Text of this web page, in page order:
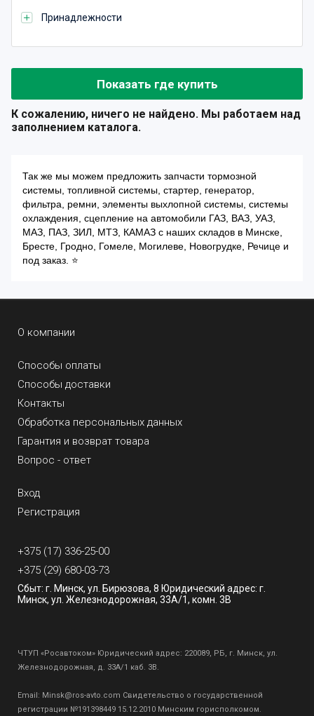
Принадлежности
Показать где купить
К сожалению, ничего не найдено. Мы работаем над
заполнением каталога.
Так же мы можем предложить запчасти тормозной
системы, топливной системы, стартер, генератор,
фильтра, ремни, элементы выхлопной системы, системы
охлаждения, сцепление на автомобили ГАЗ, ВАЗ, УАЗ,
МАЗ, ПАЗ, ЗИЛ, МТЗ, КАМАЗ с наших складов в Минске,
Бресте, Гродно, Гомеле, Могилеве, Новогрудке, Речице и
под заказ. ⭐
О компании
Способы оплаты
Способы доставки
Контакты
Обработка персональных данных
Гарантия и возврат товара
Вопрос - ответ
Вход
Регистрация
+375 (17) 336-25-00
+375 (29) 680-03-73
Сбыт: г. Минск, ул. Бирюзова, 8 Юридический адрес: г.
Минск, ул. Железнодорожная, 33А/1, комн. 3В
ЧТУП «Росавтоком» Юридический адрес: 220089, РБ, г. Минск, ул.
Железнодорожная, д. 33А/1 каб. 3В.
Email: Minsk@ros-avto.com Свидетельство о государственной
регистрации №191398449 15.12.2010 Минским горисполкомом.